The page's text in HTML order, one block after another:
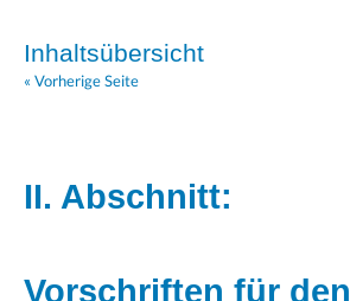
Inhaltsübersicht
« Vorherige Seite
II. Abschnitt:
Vorschriften für den